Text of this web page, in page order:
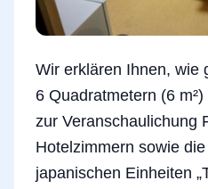
Wir erklären Ihnen, wie
6 Quadratmetern (6
zur Veranschaulichung
Hotelzimmern sowie
japanischen Einheiten